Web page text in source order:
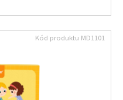
Kód produktu MD1101